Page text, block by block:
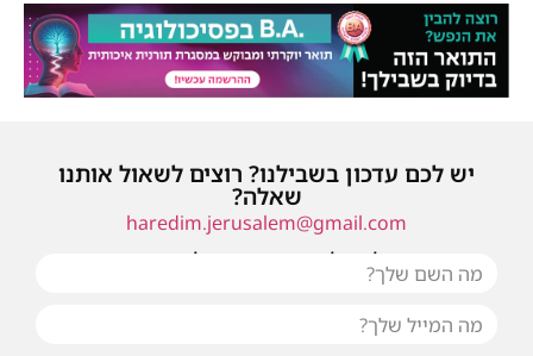
יש לכם עדכון בשבילנו? רוצים לשאול אותנו
שאלה?
haredim.jerusalem@gmail.com
או שילחו אלינו פנייה ונחזור אליכם בהקדם